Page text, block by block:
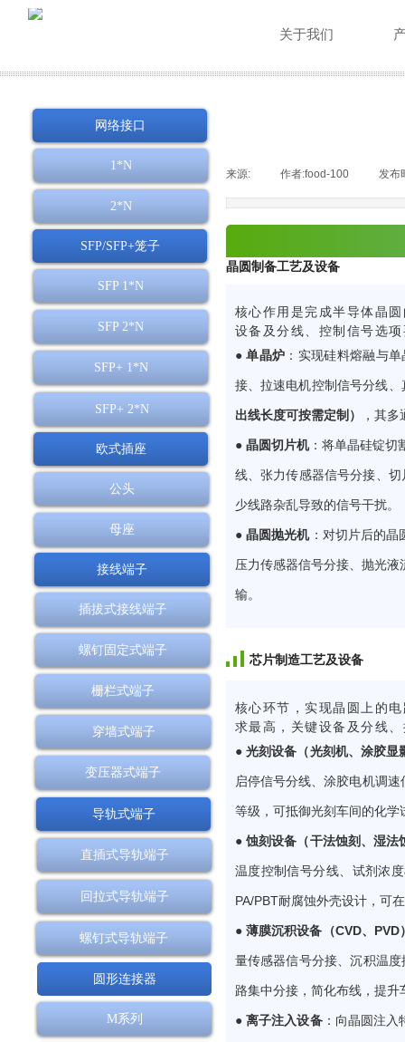
关于我们
网络接口
来源: 作者:food-100 发布
晶圆制备工艺及设备
核心作用是完成半导体晶
设备及分线、控制信号选
● 单晶炉 ：实现硅料熔融与
接、拉速电机控制信号分线
出线长度可按需定制） ，其
● 晶圆切片机：将单晶硅锭切
线、张力传感器信号分接、
少线路杂乱导致的信号干扰。
● 晶圆抛光机：对切片后的晶
压力传感器信号分接、抛光
输。
芯片制造工艺及设备
核心环节，实现晶圆上的
求最高，关键设备及分线
● 光刻设备（光刻机、涂胶显
启停信号分线、涂胶电机调
等级，可抵御光刻车间的化
● 蚀刻设备（干法蚀刻、湿法
温度控制信号分线、试剂浓
PA/PBT耐腐蚀外壳设计，可
● 薄膜沉积设备（CVD、PVD
量传感器信号分接、沉积温
路集中分接，简化布线，提
● 离子注入设备：向晶圆注入
1*N
2*N
SFP/SFP+笼子
SFP 1*N
SFP 2*N
SFP+ 1*N
SFP+ 2*N
欧式插座
公头
母座
接线端子
插拔式接线端子
螺钉固定式端子
栅栏式端子
穿墙式端子
变压器式端子
导轨式端子
直插式导轨端子
回拉式导轨端子
螺钉式导轨端子
圆形连接器
M系列